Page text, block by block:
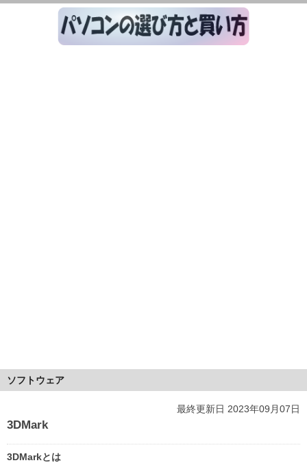
ソフトウェア
最終更新日 2023年09月07日
3DMark
3DMarkとは